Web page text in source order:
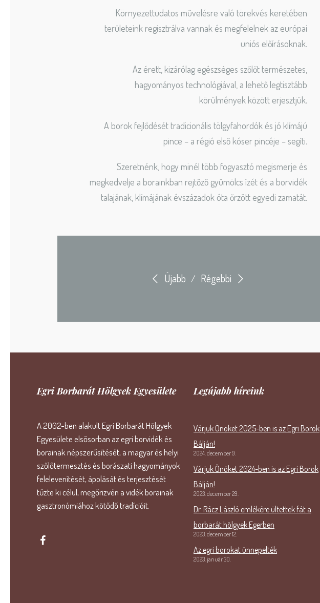
Környezettudatos művelésre való törekvés keretében
területeink regisztrálva vannak és megfelelnek az európai
uniós előírásoknak.
Az érett, kizárólag egészséges szőlőt természetes,
hagyományos technológiával, a lehető legtisztább
körülmények között erjesztjük.
A borok fejlődését tradicionális tölgyfahordók és jó klímájú
pince – a régió első kóser pincéje – segíti.
Szeretnénk, hogy minél több fogyasztó megismerje és
megkedvelje a borainkban rejtőző gyümölcs ízét és a borvidék
talajának, klímájának évszázadok óta őrzött egyedi zamatát.
Újabb / Régebbi
Egri Borbarát Hölgyek Egyesülete
A 2002-ben alakult Egri Borbarát Hölgyek
Egyesülete elsősorban az egri borvidék és
borainak népszerűsítését, a magyar és helyi
szőlőtermesztés és borászati hagyományok
felelevenítését, ápolását és terjesztését
tűzte ki célul, megőrizvén a vidék borainak
gasztronómiához kötődő tradícióit.
Legújabb híreink
Várjuk Önöket 2025-ben is az Egri Borok
Bálján!
2024. december 9.
Várjuk Önöket 2024-ben is az Egri Borok
Bálján!
2023. december 29.
Dr. Rácz László emlékére ültettek fát a
borbarát hölgyek Egerben
2023. december 12.
Az egri borokat ünnepelték
2023. január 30.